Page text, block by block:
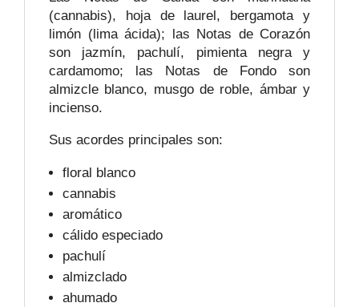
(cannabis), hoja de laurel, bergamota y
limón (lima ácida); las Notas de Corazón
son jazmín, pachulí, pimienta negra y
cardamomo; las Notas de Fondo son
almizcle blanco, musgo de roble, ámbar y
incienso.
Sus acordes principales son:
floral blanco
cannabis
aromático
cálido especiado
pachulí
almizclado
ahumado